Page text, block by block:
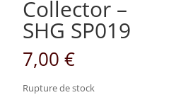
Collector –
SHG SP019
7,00€
Rupture de stock